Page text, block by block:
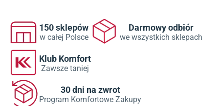
150 sklepów
w całej Polsce
Darmowy odbiór
we wszystkich sklepach
Klub Komfort
Zawsze taniej
30 dni na zwrot
Program Komfortowe Zakupy